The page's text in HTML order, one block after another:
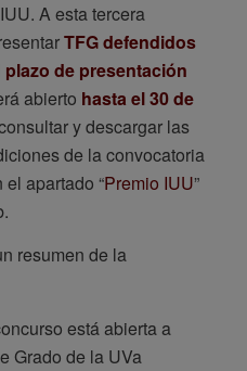
A esta tercera
TFG defendidos
plazo de presentación
abierto hasta el 30 de
y descargar las
de la convocatoria
apartado “Premio IUU”
resumen de la
está abierta a
Grado de la UVa